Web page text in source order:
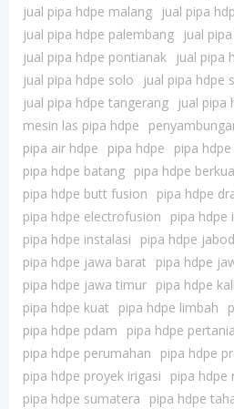
jual pipa hdpe malang
jual pipa
jual pipa hdpe palembang
jual
jual pipa hdpe pontianak
jual pipa
jual pipa hdpe solo
jual pipa hdpe
jual pipa hdpe tangerang
jual pipa
mesin las pipa hdpe
pipa air hdpe
pipa hdpe
pipa
pipa hdpe batang pipa hdpe
pipa hdpe butt fusion
pipa hdpe
pipa hdpe electrofusion
pipa hdpe
pipa hdpe instalasi
pipa hdpe
pipa hdpe jawa barat
pipa hdpe
pipa hdpe jawa timur pipa hdpe
pipa hdpe kuat
pipa hdpe limbah
pipa hdpe pdam
pipa hdpe
pipa hdpe perumahan
pipa hdpe
pipa hdpe proyek irigasi
pipa hdpe
pipa hdpe sumatera
pipa hdpe